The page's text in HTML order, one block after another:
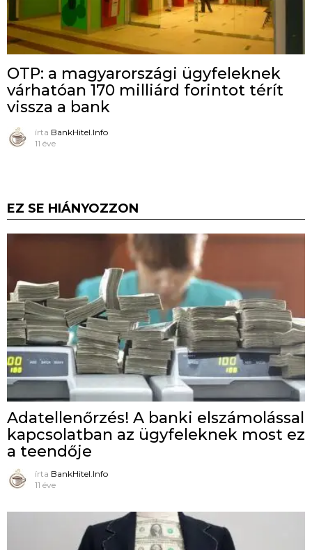
OTP: a magyarországi ügyfeleknek
várhatóan 170 milliárd forintot térít
vissza a bank
írta BankHitel.Info
11 éve
EZ SE HIÁNYOZZON
Adatellenőrzés! A banki elszámolással
kapcsolatban az ügyfeleknek most ez
a teendője
írta BankHitel.Info
11 éve